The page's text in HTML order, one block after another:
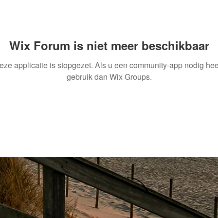
Wix Forum is niet meer beschikbaar
applicatie is stopgezet. Als u een community-app nodig
gebruik dan Wix Groups.